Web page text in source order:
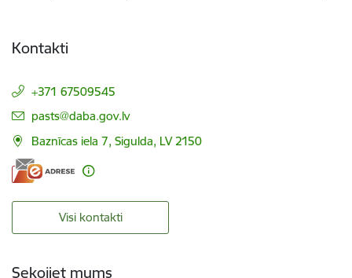
Kontakti
+371 67509545
E-pasts:
pasts@daba.gov.lv
Baznīcas iela 7, Sigulda, LV 2150
Visi kontakti
Sekojiet mums